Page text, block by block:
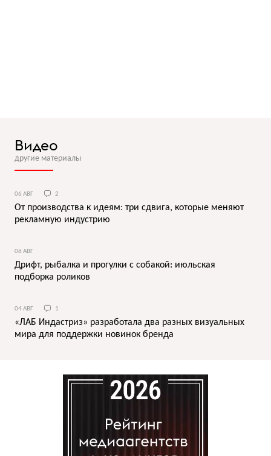
Видео
другие материалы
06 АВГ 2
От производства к идеям: три сдвига, которые меняют
рекламную индустрию
06 АВГ
Дрифт, рыбалка и прогулки с собакой: июльская
подборка роликов
04 АВГ 1
«ЛАБ Индастриз» разработала два разных визуальных
мира для поддержки новинок бренда